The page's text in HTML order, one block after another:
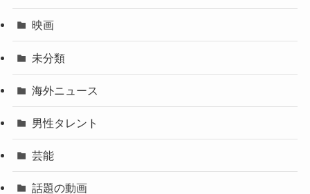
映画
未分類
海外ニュース
男性タレント
芸能
話題の動画